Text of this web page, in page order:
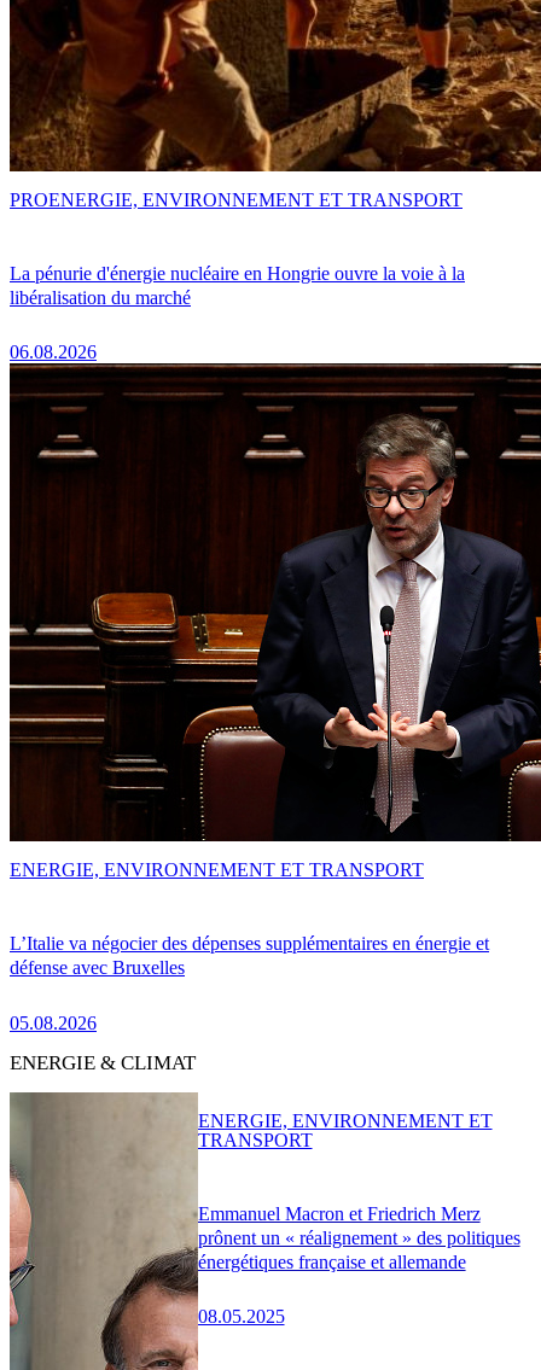
La pénurie d'énergie nucléaire en Hongrie ouvre la voie à la
libéralisation du marché
06.08.2026
PROENERGIE, ENVIRONNEMENT ET TRANSPORT
L’Italie va négocier des dépenses supplémentaires en énergie et
défense avec Bruxelles
05.08.2026
ENERGIE, ENVIRONNEMENT ET TRANSPORT
ENERGIE & CLIMAT
Emmanuel Macron et Friedrich Merz
prônent un « réalignement » des politiques
énergétiques française et allemande
08.05.2025
ENERGIE, ENVIRONNEMENT ET
TRANSPORT